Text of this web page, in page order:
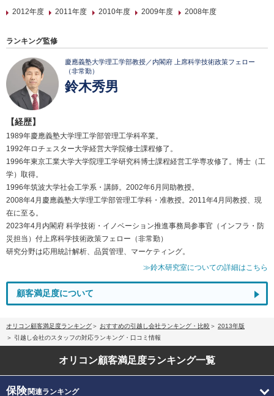
2012年度
2011年度 2010年度 2009年度 2008年度
ランキング監修
慶應義塾大学理工学部教授／内閣府 上席科学技術政策フェロー
（非常勤）
鈴木秀男
【経歴】
1989年慶應義塾大学理工学部管理工学科卒業。
1992年ロチェスター大学経営大学院修士課程修了。
1996年東京工業大学大学院理工学研究科博士課程経営工学専攻修了。博士（工
学）取得。
1996年筑波大学社会工学系・講師。2002年6月同助教授。
2008年4月慶應義塾大学理工学部管理工学科・准教授。2011年4月同教授、現
在に至る。
2023年4月内閣府 科学技術・イノベーション推進事務局参事官（インフラ・防
災担当）付上席科学技術政策フェロー（非常勤）
研究分野は応用統計解析、品質管理、マーケティング。
≫鈴木研究室についての詳細はこちら
顧客満足度について
オリコン顧客満足度ランキング おすすめの引越し会社ランキング・比較
2013年版
引越し会社のスタッフの対応ランキング・口コミ情報
オリコン顧客満足度ランキング一覧
保険関連ランキング